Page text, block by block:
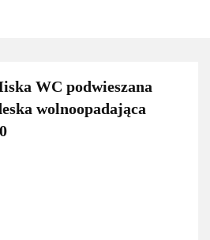
WC podwieszana
wolnoopadająca